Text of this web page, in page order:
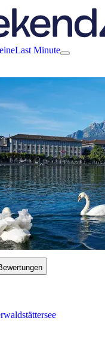
Last Minute